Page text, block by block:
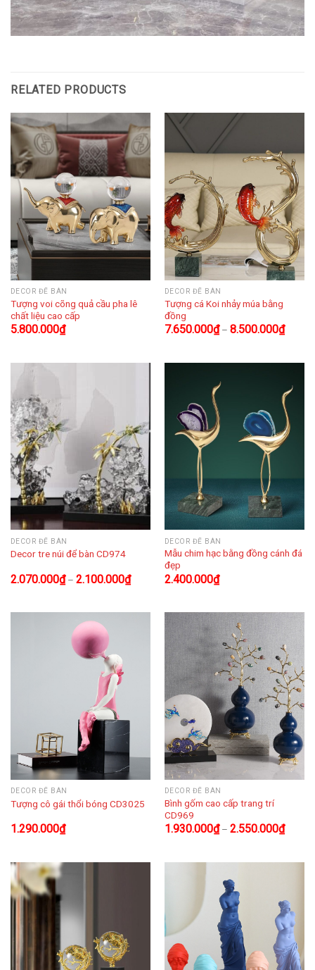
RELATED PRODUCTS
DECOR ĐỂ BÀN
Tượng voi cõng quả cầu pha lê
chất liệu cao cấp
5.800.000₫
DECOR ĐỂ BÀN
Tượng cá Koi nhảy múa bằng
đồng
7.650.000₫– 8.500.000₫
DECOR ĐỂ BÀN
Decor tre núi để bàn CD974
2.070.000₫– 2.100.000₫
DECOR ĐỂ BÀN
Mẫu chim hạc bằng đồng cánh đá
đẹp
2.400.000₫
DECOR ĐỂ BÀN
Tượng cô gái thổi bóng CD3025
1.290.000₫
DECOR ĐỂ BÀN
Bình gốm cao cấp trang trí
CD969
1.930.000₫– 2.550.000₫